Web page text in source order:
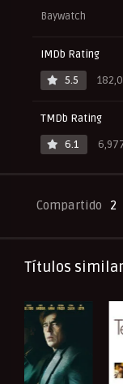
Baywatch
IMDb Rating
5.5
TMDb Rating
6.1
Compartido 2
Títulos